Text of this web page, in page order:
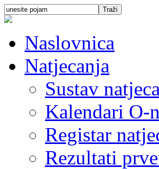
Naslovnica
Natjecanja
Sustav
Kalendari O-
Registar
Rezultati